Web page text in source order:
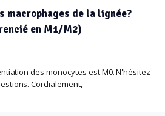
macrophages de la lignée?
en M1/M2)
des monocytes est M0. N'hésitez
Cordialement,